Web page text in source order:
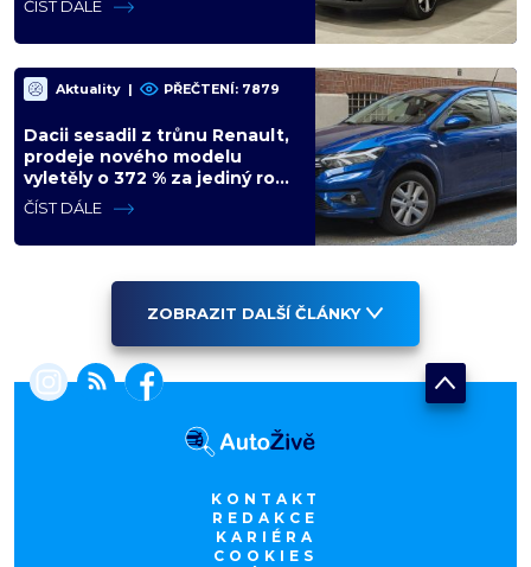
ČÍST DÁLE
Aktuality | PŘEČTENÍ: 7879
Dacii sesadil z trůnu Renault,
prodeje nového modelu
vyletěly o 372 % za jediný rok.
Češi ale jedou svojí pohádku
ČÍST DÁLE
ZOBRAZIT DALŠÍ ČLÁNKY
KONTAKT
REDAKCE
KARIÉRA
COOKIES